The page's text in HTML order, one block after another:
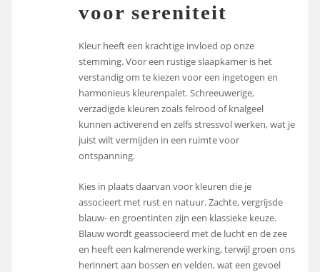
voor sereniteit
Kleur heeft een krachtige invloed op onze
stemming. Voor een rustige slaapkamer is het
verstandig om te kiezen voor een ingetogen en
harmonieus kleurenpalet. Schreeuwerige,
verzadigde kleuren zoals felrood of knalgeel
kunnen activerend en zelfs stressvol werken, wat je
juist wilt vermijden in een ruimte voor
ontspanning.
Kies in plaats daarvan voor kleuren die je
associeert met rust en natuur. Zachte, vergrijsde
blauw- en groentinten zijn een klassieke keuze.
Blauw wordt geassocieerd met de lucht en de zee
en heeft een kalmerende werking, terwijl groen ons
herinnert aan bossen en velden, wat een gevoel